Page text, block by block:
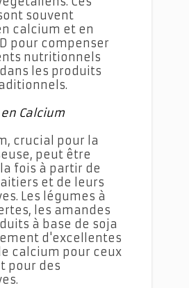
souvent
calcium et en
pour compenser
nutritionnels
les produits
Calcium
crucial pour la
peut être
fois à partir de
et de leurs
Les légumes à
les amandes
à base de soja
d'excellentes
calcium pour ceux
pour des